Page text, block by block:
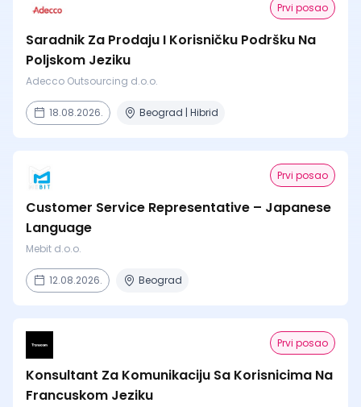
Prvi posao
Saradnik Za Prodaju I Korisničku Podršku Na
Poljskom Jeziku
Adecco Outsourcing d.o.o.
18.08.2026. Beograd | Hibrid
Prvi posao
Customer Service Representative – Japanese
Language
Mebit d.o.o.
12.08.2026. Beograd
Prvi posao
Konsultant Za Komunikaciju Sa Korisnicima Na
Francuskom Jeziku